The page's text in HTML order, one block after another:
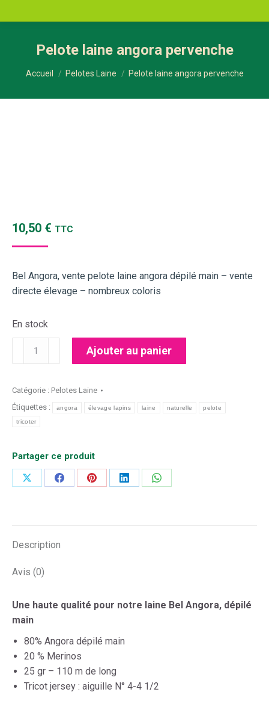
Pelote laine angora pervenche
Vous êtes ici :
Accueil Pelotes Laine Pelote laine angora pervenche
10,50 € TTC
Bel Angora, vente pelote laine angora dépilé main – vente
directe élevage – nombreux coloris
En stock
quantité
laine
angora
pervenche
Ajouter au panier
Catégorie : Pelotes Laine
Étiquettes :
angora élevage lapins laine naturelle pelote
tricoter
Partager ce produit
PartagerPartagerPartagerPartagerPartager
Description
Avis (0)
Une haute qualité pour notre laine Bel Angora, dépilé
main
80% Angora dépilé main
20 % Merinos
25 gr – 110 m de long
Tricot jersey : aiguille N° 4-4 1/2